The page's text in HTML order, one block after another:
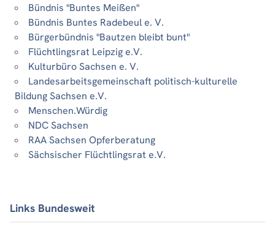
Bündnis "Buntes Meißen"
Bündnis Buntes Radebeul e. V.
Bürgerbündnis "Bautzen bleibt bunt"
Flüchtlingsrat Leipzig e.V.
Kulturbüro Sachsen e. V.
Landesarbeitsgemeinschaft politisch-kulturelle
Bildung Sachsen e.V.
Menschen.Würdig
NDC Sachsen
RAA Sachsen Opferberatung
Sächsischer Flüchtlingsrat e.V.
Links Bundesweit